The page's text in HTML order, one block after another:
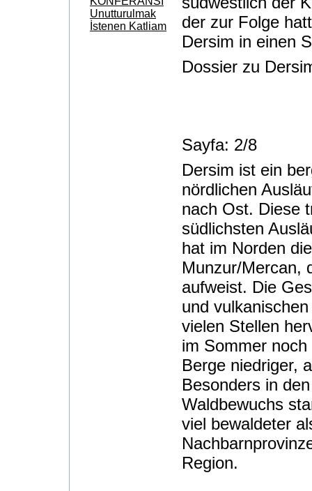
Unutturulmak
İstenen Katliam
der zur Folge
Dersim in einen
Dossier zu
Sayfa: 2/8
Dersim ist ein
nördlichen
nach Ost. Diese
südlichsten
hat im Norden
Munzur/Mercan,
aufweist. Die
und
vielen Stellen
im Sommer
Berge niedriger,
Besonders in
Waldbewuchs
viel bewaldeter
Region.